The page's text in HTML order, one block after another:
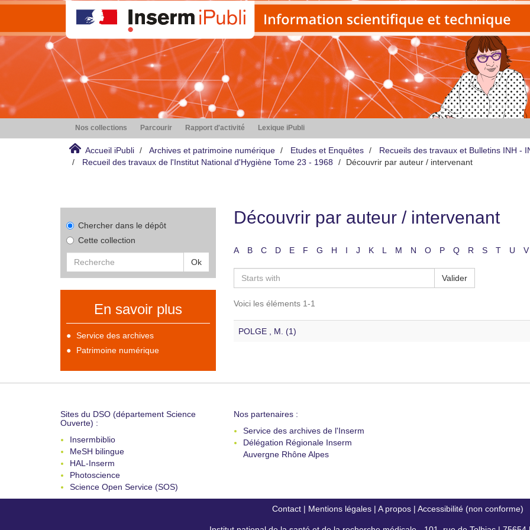
Nos collections Parcourir Rapport d'activité Lexique iPubli
Accueil iPubli Archives et patrimoine numérique Etudes et Enquêtes
Recueils des travaux et Bulletins INH -
Recueil des travaux de l'Institut National d'Hygiène Tome 23 - 1968
Découvrir par auteur / intervenant
Chercher dans le dépôt
Cette collection
Ok
En savoir plus
Service des archives
Patrimoine numérique
Découvrir par auteur / intervenant
A B C D E F G H I J K L M N O P Q R S T U V
Valider
Voici les éléments 1-1
POLGE , M. (1)
Sites du DSO (département Science
Ouverte) :
Insermbiblio
MeSH bilingue
HAL-Inserm
Photoscience
Science Open Service (SOS)
Nos partenaires :
Service des archives de l'Inserm
Délégation Régionale Inserm
Auvergne Rhône Alpes
Contact| Mentions légales| A propos| Accessibilité (non conforme)